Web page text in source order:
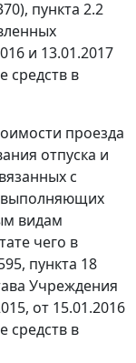
пункта 2.2
и 13.01.2017
средств в
проезда
отпуска и
с
выполняющих
видам
чего в
пункта 18
Учреждения
от 15.01.2016
средств в